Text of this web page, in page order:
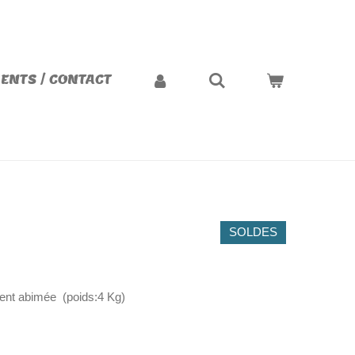
/ CONTACT
SOLDES
abimée (poids:4 Kg)